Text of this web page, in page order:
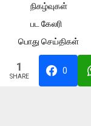
நிகழ்வுகள்
பட கேலரி
பொது செய்திகள்
விமர்சனம்
1
SHARE
0